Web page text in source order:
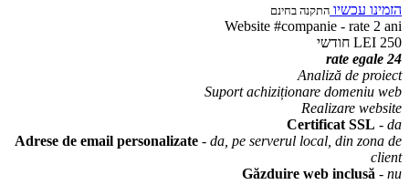
הזמינו עכשיו התקנה בחינם
Website #companie - rate 2 ani
250 LEI
חודשי
24 rate egale
Analiză de proiect
Suport achiziționare domeniu web
Realizare website
Certificat SSL - da
Adrese de email personalizate - da, pe serverul local, din zona de
client
Găzduire web inclusă - nu